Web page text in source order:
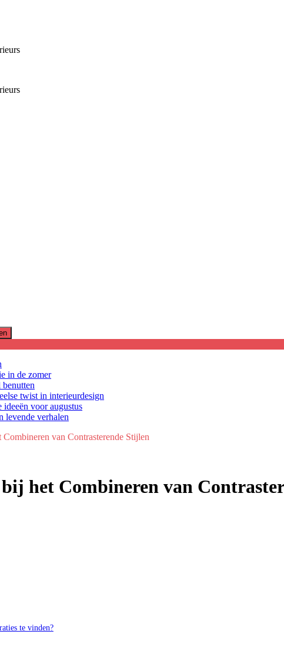
in de zomer
twist in interieurdesign
voor augustus
levende verhalen
van Contrasterende Stijlen
het Combineren van
te vinden?